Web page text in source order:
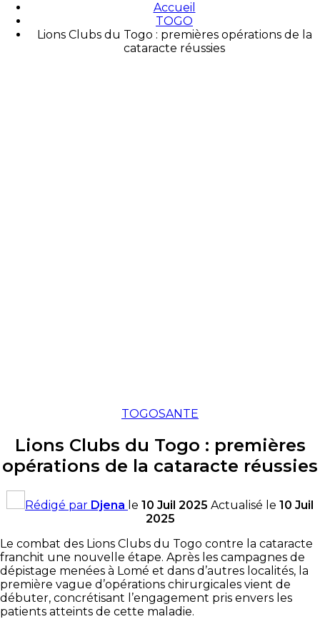
Accueil
TOGO
Lions Clubs du Togo : premières opérations de la
cataracte réussies
TOGOSANTE
Lions Clubs du Togo : premières
opérations de la cataracte réussies
Rédigé par Djena le 10 Juil 2025 Actualisé le 10 Juil
2025
Le combat des Lions Clubs du Togo contre la cataracte
franchit une nouvelle étape. Après les campagnes de
dépistage menées à Lomé et dans d’autres localités, la
première vague d’opérations chirurgicales vient de
débuter, concrétisant l’engagement pris envers les
patients atteints de cette maladie.